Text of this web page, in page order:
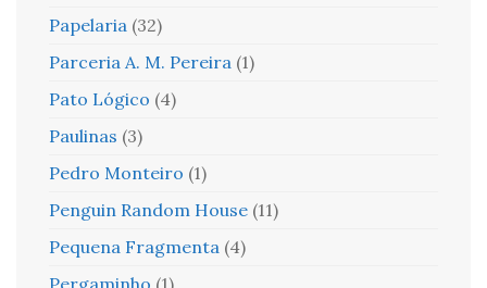
Papelaria (32)
Parceria A. M. Pereira (1)
Pato Lógico (4)
Paulinas (3)
Pedro Monteiro (1)
Penguin Random House (11)
Pequena Fragmenta (4)
Pergaminho (1)